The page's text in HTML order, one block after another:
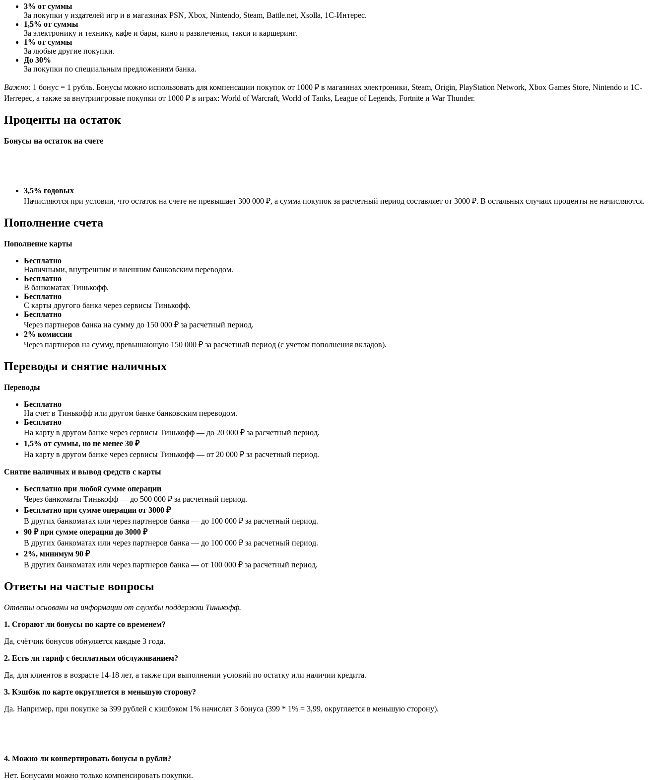
3% от суммы
За покупки у издателей игр и в магазинах PSN, Xbox, Nintendo, Steam, Battle.net, Xsolla, 1С-Интерес.
1,5% от суммы
За электронику и технику, кафе и бары, кино и развлечения, такси и каршеринг.
1% от суммы
За любые другие покупки.
До 30%
За покупки по специальным предложениям банка.
Важно: 1 бонус = 1 рубль. Бонусы можно использовать для компенсации покупок от 1000 ₽ в магазинах электроники, Steam, Origin, PlayStation Network, Xbox Games Store, Nintendo и 1С-
Интерес, а также за внутриигровые покупки от 1000 ₽ в играх: World of Warcraft, World of Tanks, League of Legends, Fortnite и War Thunder.
Проценты на остаток
Бонусы на остаток на счете
3,5% годовых
Начисляются при условии, что остаток на счете не превышает 300 000 ₽, а сумма покупок за расчетный период составляет от 3000 ₽. В остальных случаях проценты не начисляются.
Пополнение счета
Пополнение карты
Бесплатно
Наличными, внутренним и внешним банковским переводом.
Бесплатно
В банкоматах Тинькофф.
Бесплатно
С карты другого банка через сервисы Тинькофф.
Бесплатно
Через партнеров банка на сумму до 150 000 ₽ за расчетный период.
2% комиссии
Через партнеров на сумму, превышающую 150 000 ₽ за расчетный период (с учетом пополнения вкладов).
Переводы и снятие наличных
Переводы
Бесплатно
На счет в Тинькофф или другом банке банковским переводом.
Бесплатно
На карту в другом банке через сервисы Тинькофф — до 20 000 ₽ за расчетный период.
1,5% от суммы, но не менее 30 ₽
На карту в другом банке через сервисы Тинькофф — от 20 000 ₽ за расчетный период.
Снятие наличных и вывод средств с карты
Бесплатно при любой сумме операции
Через банкоматы Тинькофф — до 500 000 ₽ за расчетный период.
Бесплатно при сумме операции от 3000 ₽
В других банкоматах или через партнеров банка — до 100 000 ₽ за расчетный период.
90 ₽ при сумме операции до 3000 ₽
В других банкоматах или через партнеров банка — до 100 000 ₽ за расчетный период.
2%, минимум 90 ₽
В других банкоматах или через партнеров банка — от 100 000 ₽ за расчетный период.
Ответы на частые вопросы
Ответы основаны на информации от службы поддержки Тинькофф.
1. Сгорают ли бонусы по карте со временем?
Да, счётчик бонусов обнуляется каждые 3 года.
2. Есть ли тариф с бесплатным обслуживанием?
Да, для клиентов в возрасте 14-18 лет, а также при выполнении условий по остатку или наличии кредита.
3. Кэшбэк по карте округляется в меньшую сторону?
Да. Например, при покупке за 399 рублей с кэшбэком 1% начислят 3 бонуса (399 * 1% = 3,99, округляется в меньшую сторону).
4. Можно ли конвертировать бонусы в рубли?
Нет. Бонусами можно только компенсировать покупки.